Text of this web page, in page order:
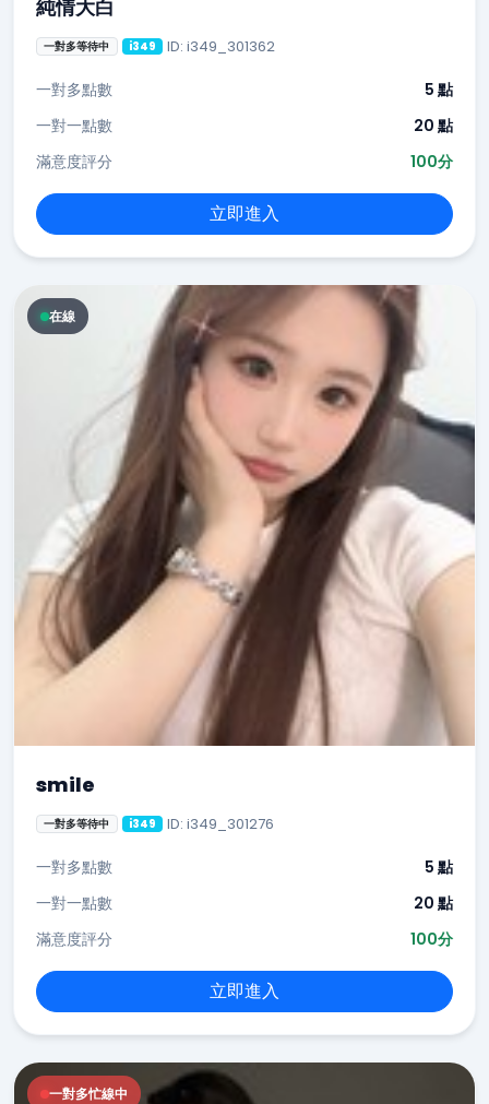
純情大白
一對多等待中 i349 ID: i349_301362
一對多點數
5 點
一對一點數
20 點
滿意度評分
100分
立即進入
在線
smile
一對多等待中 i349 ID: i349_301276
一對多點數
5 點
一對一點數
20 點
滿意度評分
100分
立即進入
一對多忙線中